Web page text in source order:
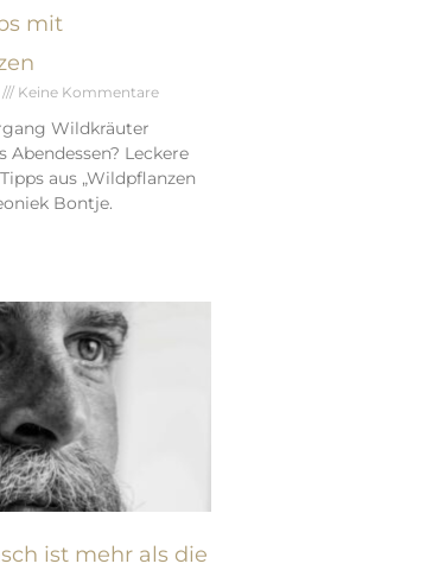
mit
Keine Kommentare
Wildkräuter
Abendessen? Leckere
aus „Wildpflanzen
Bontje.
ist mehr als die